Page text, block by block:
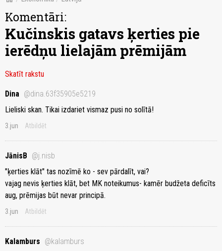
Komentāri:
Kučinskis gatavs ķerties pie
ierēdņu lielajām prēmijām
Skatīt rakstu
Dina @dina.63f35905e5219
Lieliski skan. Tikai izdariet vismaz pusi no solītā!
3.jun Atbildēt
JānisB @j.nisb
"ķerties klāt" tas nozīmē ko - sev pārdalīt, vai?
vajag nevis ķerties klāt, bet MK noteikumus- kamēr budžeta deficīts
aug, prēmijas būt nevar principā.
3.jun Atbildēt
Kalamburs @kalamburs